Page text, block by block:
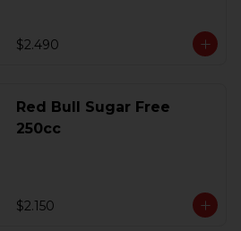
$2.490
Red Bull Sugar Free
250cc
$2.150